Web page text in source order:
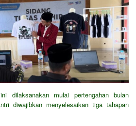
dilaksanakan mulai pertengahan bulan
diwajibkan menyelesaikan tiga tahapan